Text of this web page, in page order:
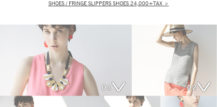
SHOES / FRINGE SLIPPERS SHOES 24,000+TAX ＞